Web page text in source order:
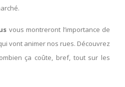
vous montreront l’importance de
vont animer nos rues. Découvrez
ça coûte, bref, tout sur les